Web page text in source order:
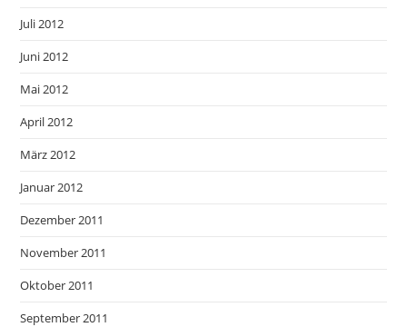
Juli 2012
Juni 2012
Mai 2012
April 2012
März 2012
Januar 2012
Dezember 2011
November 2011
Oktober 2011
September 2011